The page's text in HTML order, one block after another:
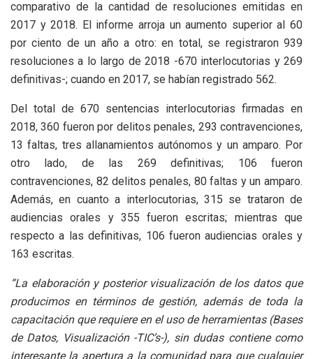
comparativo de la cantidad de resoluciones emitidas en
2017 y 2018. El informe arroja un aumento superior al 60
por ciento de un año a otro: en total, se registraron 939
resoluciones a lo largo de 2018 -670 interlocutorias y 269
definitivas-; cuando en 2017, se habían registrado 562.
Del total de 670 sentencias interlocutorias firmadas en
2018, 360 fueron por delitos penales, 293 contravenciones,
13 faltas, tres allanamientos autónomos y un amparo. Por
otro lado, de las 269 definitivas; 106 fueron
contravenciones, 82 delitos penales, 80 faltas y un amparo.
Además, en cuanto a interlocutorias, 315 se trataron de
audiencias orales y 355 fueron escritas; mientras que
respecto a las definitivas, 106 fueron audiencias orales y
163 escritas.
“La elaboración y posterior visualización de los datos que
producimos en términos de gestión, además de toda la
capacitación que requiere en el uso de herramientas (Bases
de Datos, Visualización -TIC’s-), sin dudas contiene como
interesante la apertura a la comunidad para que cualquier